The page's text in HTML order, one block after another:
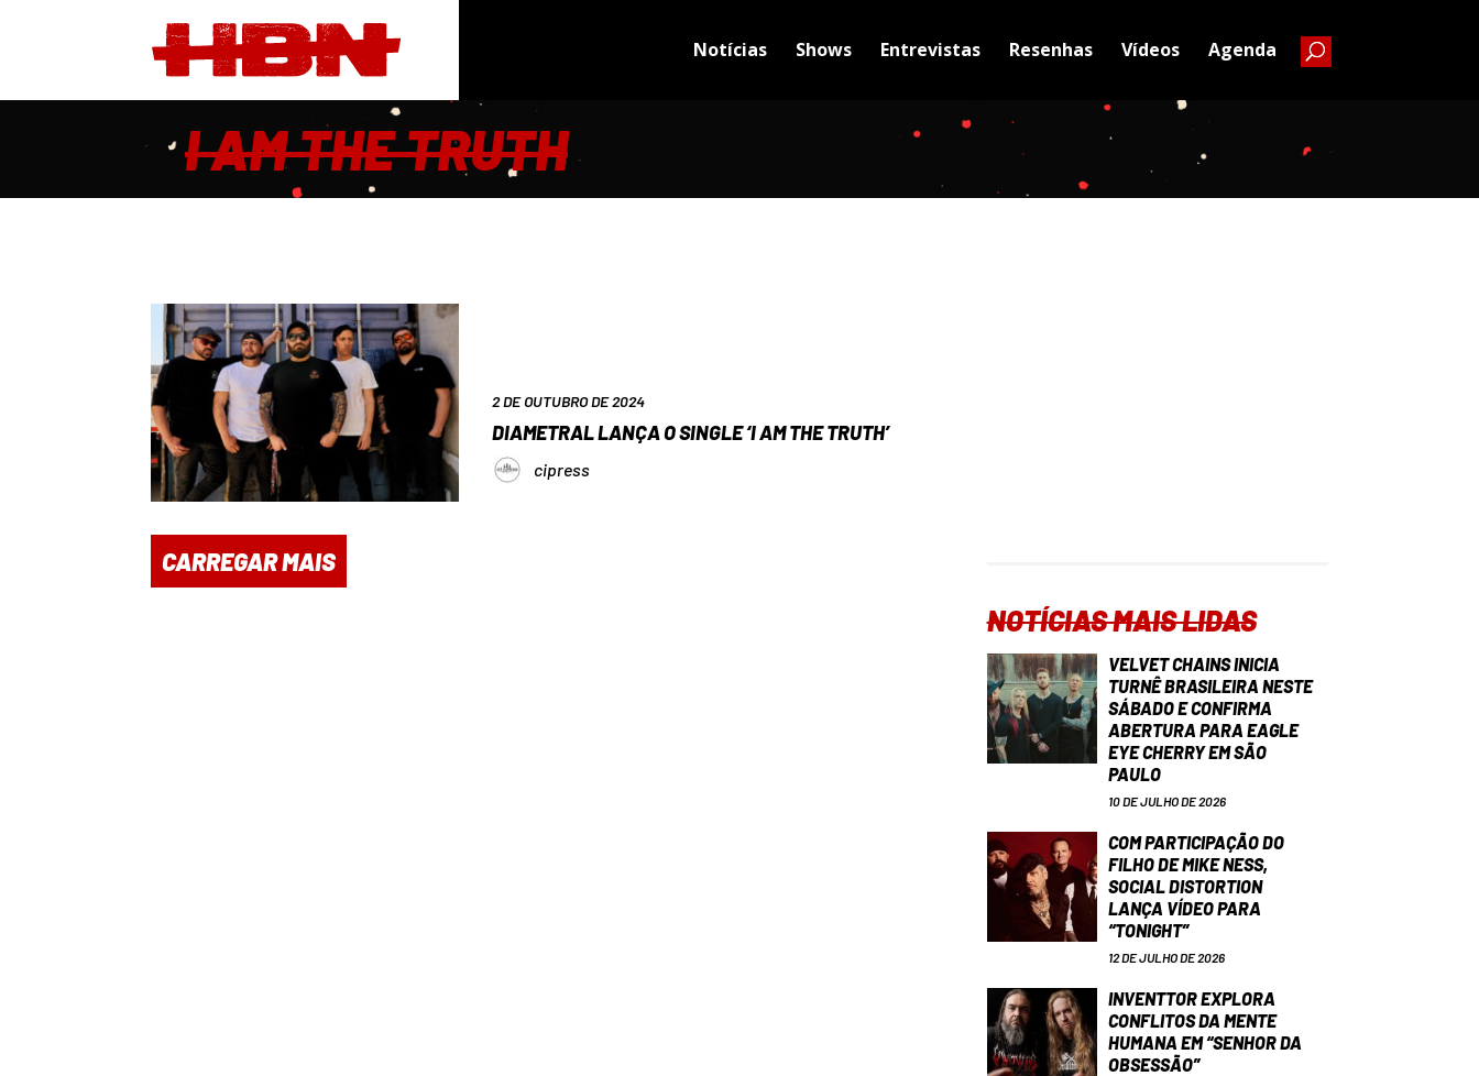
Notícias Shows Entrevistas Resenhas Vídeos Agenda
I AM THE TRUTH
2 DE OUTUBRO DE 2024
DIAMETRAL LANÇA O SINGLE ‘I AM THE TRUTH’
cipress
CARREGAR MAIS
NOTÍCIAS MAIS LIDAS
VELVET CHAINS INICIA
TURNÊ BRASILEIRA NESTE
SÁBADO E CONFIRMA
ABERTURA PARA EAGLE
EYE CHERRY EM SÃO
PAULO
10 DE JULHO DE 2026
COM PARTICIPAÇÃO DO
FILHO DE MIKE NESS,
SOCIAL DISTORTION
LANÇA VÍDEO PARA
“TONIGHT”
12 DE JULHO DE 2026
INVENTTOR EXPLORA
CONFLITOS DA MENTE
HUMANA EM “SENHOR DA
OBSESSÃO”